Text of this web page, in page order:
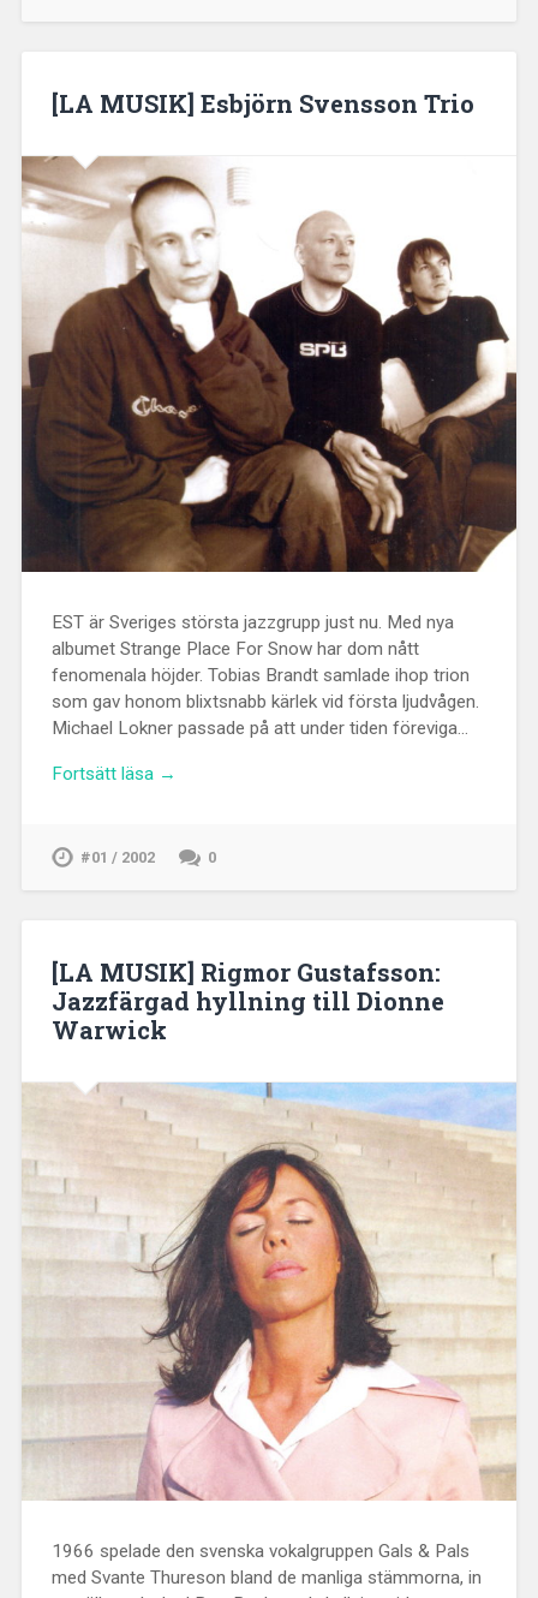
[LA MUSIK] Esbjörn Svensson Trio
EST är Sveriges största jazzgrupp just nu. Med nya
albumet Strange Place For Snow har dom nått
fenomenala höjder. Tobias Brandt samlade ihop trion
som gav honom blixtsnabb kärlek vid första ljudvågen.
Michael Lokner passade på att under tiden föreviga…
Fortsätt läsa →
#01 / 2002 0
[LA MUSIK] Rigmor Gustafsson:
Jazzfärgad hyllning till Dionne
Warwick
1966 spelade den svenska vokalgruppen Gals & Pals
med Svante Thureson bland de manliga stämmorna, in